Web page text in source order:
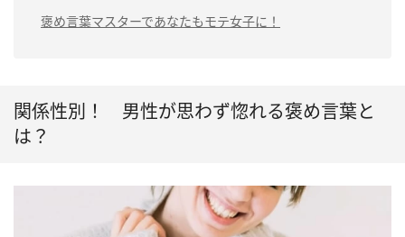
褒め言葉マスターであなたもモテ女子に！
関係性別！ 男性が思わず惚れる褒め言葉と
は？